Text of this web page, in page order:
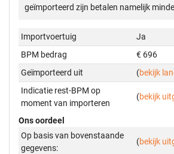
geïmporteerd zijn betalen namelijk
Importvoertuig
Ja
BPM bedrag
€ 696
Geïmporteerd uit
(bekijk
Indicatie rest-BPM op
moment van importeren
(bekijk
Ons oordeel
Op basis van bovenstaande
gegevens:
(bekijk